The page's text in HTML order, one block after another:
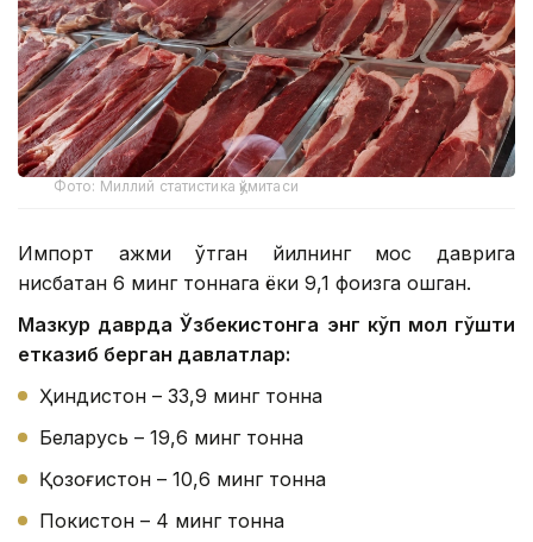
Фото: Миллий статистика қўмитаси
Импорт ҳажми ўтган йилнинг мос даврига
нисбатан 6 минг тоннага ёки 9,1 фоизга ошган.
Мазкур даврда Ўзбекистонга энг кўп мол гўшти
етказиб берган давлатлар:
Ҳиндистон – 33,9 минг тонна
Беларусь – 19,6 минг тонна
Қозоғистон – 10,6 минг тонна
Покистон – 4 минг тонна